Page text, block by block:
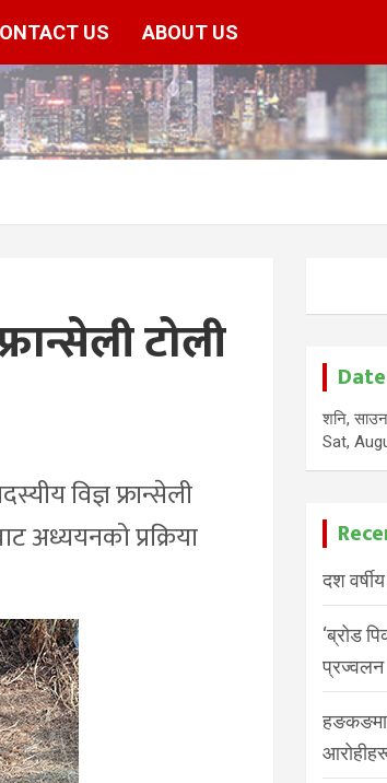
US ABOUT US
टोली
विज्ञ फ्रान्सेली
अध्ययनको प्रक्रिया
Date
शनि,
Sat,
दश
‘ब्रोड
प्रज्वलन
हङकङमा